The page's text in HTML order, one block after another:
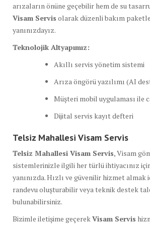
arızaların önüne geçebilir hem de su
Visam Servis olarak düzenli bakım
yanınızdayız.
Teknolojik Altyapımız:
Akıllı servis yönetim sistemi
Arıza öngörü yazılımı (AI
Müşteri mobil uygulaması ile
Dijital servis kayıt defteri
Telsiz Mahallesi Visam Servis
Telsiz Mahallesi Visam Servis, Visam
sistemlerinizle ilgili her türlü ihtiyacınız
yanınızda. Hızlı ve güvenilir hizmet almak
randevu oluşturabilir veya teknik destek
bulunabilirsiniz.
Bizimle iletişime geçerekVisam Servis